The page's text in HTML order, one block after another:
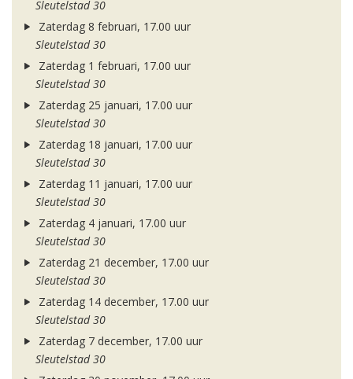
Sleutelstad 30
Zaterdag 8 februari, 17.00 uur
Sleutelstad 30
Zaterdag 1 februari, 17.00 uur
Sleutelstad 30
Zaterdag 25 januari, 17.00 uur
Sleutelstad 30
Zaterdag 18 januari, 17.00 uur
Sleutelstad 30
Zaterdag 11 januari, 17.00 uur
Sleutelstad 30
Zaterdag 4 januari, 17.00 uur
Sleutelstad 30
Zaterdag 21 december, 17.00 uur
Sleutelstad 30
Zaterdag 14 december, 17.00 uur
Sleutelstad 30
Zaterdag 7 december, 17.00 uur
Sleutelstad 30